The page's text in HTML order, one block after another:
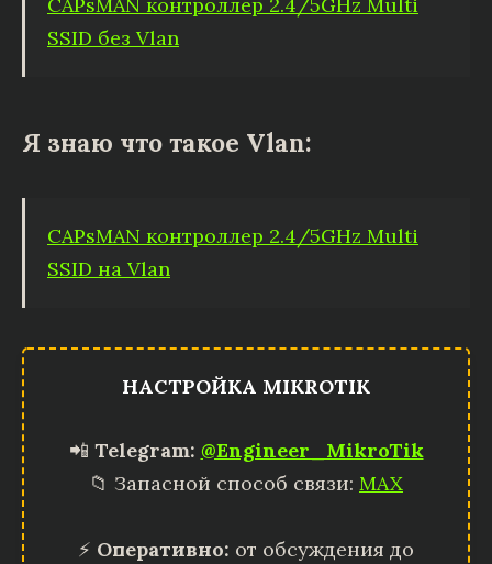
CAPsMAN контроллер 2.4/5GHz Multi
SSID без Vlan
Я знаю что такое Vlan:
CAPsMAN контроллер 2.4/5GHz Multi
SSID на Vlan
НАСТРОЙКА MIKROTIK
📲 Telegram: @Engineer_MikroTik
📁 Запасной способ связи: MAX
⚡ Оперативно: от обсуждения до